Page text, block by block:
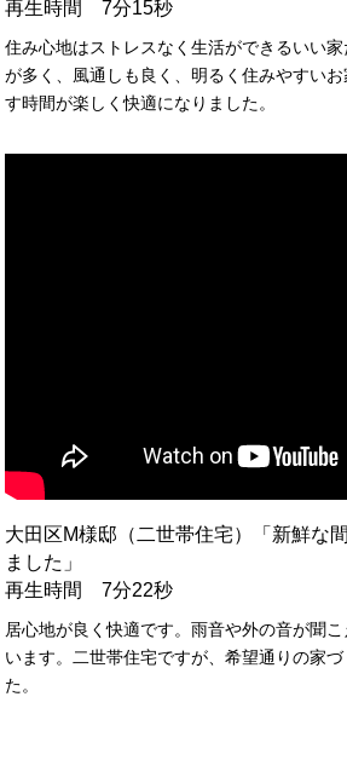
再生時間 7分15秒
住み心地はストレスなく生活ができるいい
が多く、風通しも良く、明るく住みやすい
す時間が楽しく快適になりました。
大田区M様邸（二世帯住宅）「新鮮な
ました」
再生時間 7分22秒
居心地が良く快適です。雨音や外の音が聞
います。二世帯住宅ですが、希望通りの家
た。